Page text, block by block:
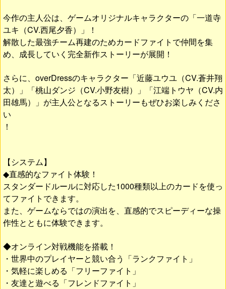
今作の主人公は、ゲームオリジナルキャラクターの「一道寺
ユキ（CV.西尾夕香）」！
解散した最強チーム再建のためカードファイトで仲間を集
め、成長していく完全新作ストーリーが展開！
さらに、overDressのキャラクター「近藤ユウユ（CV.蒼井翔
太）」「桃山ダンジ（CV.小野友樹）」「江端トウヤ（CV.内
田雄馬）」が主人公となるストーリーもぜひお楽しみくださ
い
！
【システム】
◆直感的なファイト体験！
スタンダードルールに対応した1000種類以上のカードを使っ
てファイトできます。
また、ゲームならではの演出を、直感的でスピーディーな操
作性とともに体験できます。
◆オンライン対戦機能を搭載！
・世界中のプレイヤーと競い合う「ランクファイト」
・気軽に楽しめる「フリーファイト」
・友達と遊べる「フレンドファイト」